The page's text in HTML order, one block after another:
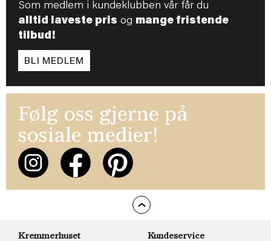
Som medlem i kundeklubben vår får du
alltid laveste pris og mange fristende
tilbud!
BLI MEDLEM
Følg oss gjerne på
sosiale medier!
Kremmerhuset
Kundeservice